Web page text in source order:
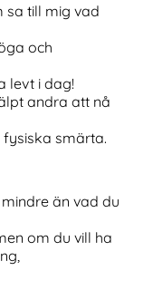
sa till mig vad
och
levt i dag!
andra att nå
smärta.
än vad du
om du vill ha